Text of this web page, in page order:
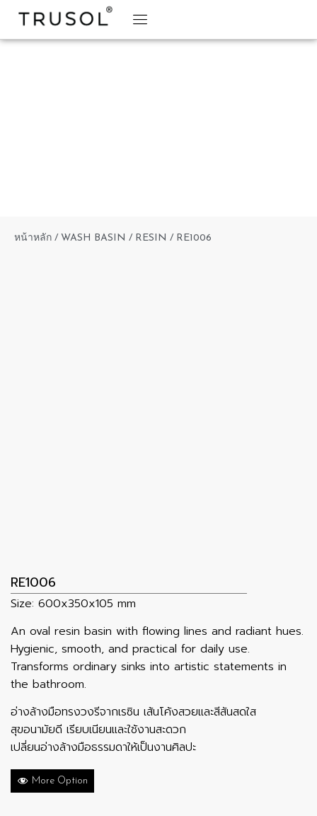
หน้าหลัก / WASH BASIN / RESIN / RE1006
RE1006
Size: 600x350x105 mm
An oval resin basin with flowing lines and radiant hues.
Hygienic, smooth, and practical for daily use.
Transforms ordinary sinks into artistic statements in
the bathroom.
อ่างล้างมือทรงวงรีจากเรซิน เส้นโค้งสวยและสีสันสดใส
สุขอนามัยดี เรียบเนียนและใช้งานสะดวก
เปลี่ยนอ่างล้างมือธรรมดาให้เป็นงานศิลปะ
More Option